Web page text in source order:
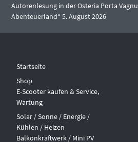
Autorenlesung in der Osteria Porta
Abenteuerland“ 5. August 2026
Startseite
Shop
E-Scooter kaufen & Service,
Wartung
Solar / Sonne / Energie /
Kühlen / Heizen
Balkonkraftwerk / Mini PV